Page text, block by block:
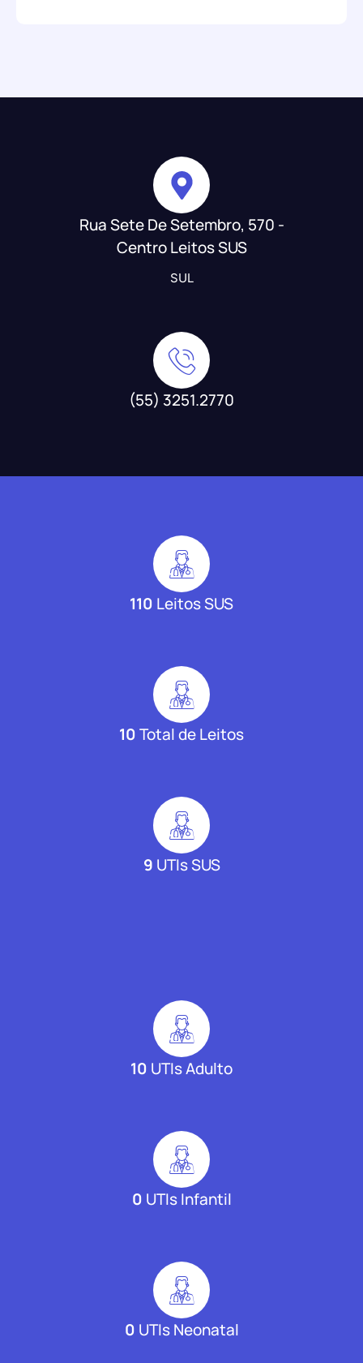
Rua Sete De Setembro, 570 -
Centro Leitos SUS
SUL
(55) 3251.2770
110 Leitos SUS
10Total de Leitos
9 UTIs SUS
10 UTIs Adulto
0 UTIs Infantil
0 UTIs Neonatal